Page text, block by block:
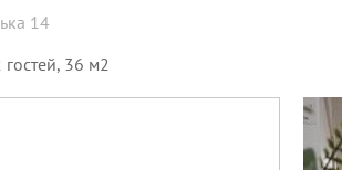
14
гостей, 36 м2